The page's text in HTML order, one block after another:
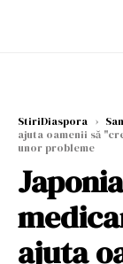
StiriDiaspora ›
ajuta oamenii să
unor probleme
ajuta